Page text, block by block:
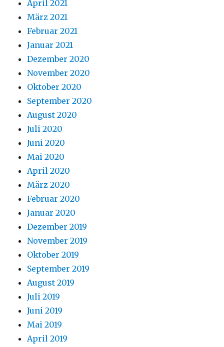
April 2021
März 2021
Februar 2021
Januar 2021
Dezember 2020
November 2020
Oktober 2020
September 2020
August 2020
Juli 2020
Juni 2020
Mai 2020
April 2020
März 2020
Februar 2020
Januar 2020
Dezember 2019
November 2019
Oktober 2019
September 2019
August 2019
Juli 2019
Juni 2019
Mai 2019
April 2019